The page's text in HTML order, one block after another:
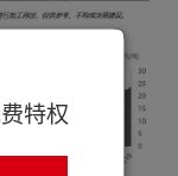
特权